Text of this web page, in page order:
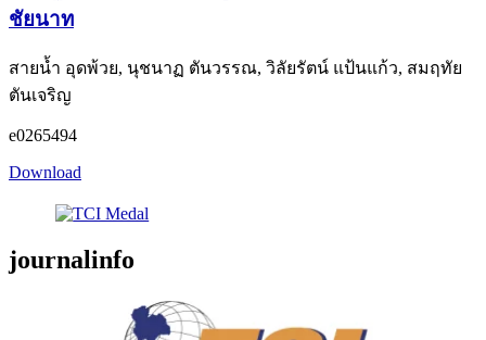
ชัยนาท
สายน้ำ อุดพ้วย, นุชนาฏ ตันวรรณ, วิลัยรัตน์ แป้นแก้ว, สมฤทัย
ตันเจริญ
e0265494
Download
journalinfo